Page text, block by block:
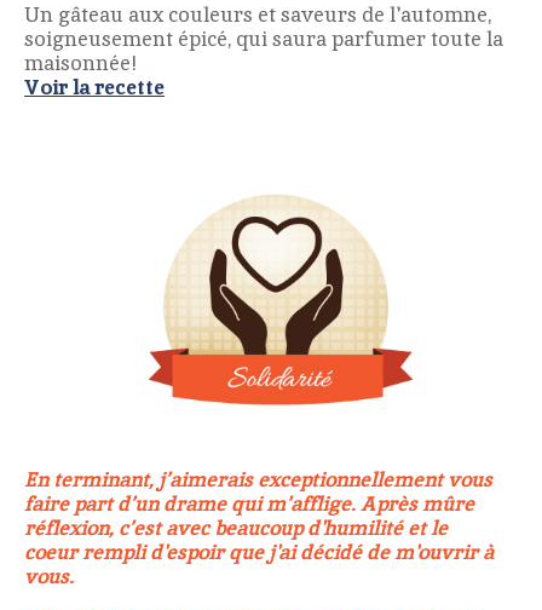
Un gâteau aux couleurs et saveurs de l'automne,
soigneusement épicé, qui saura parfumer toute la
maisonnée!
Voir la recette
En terminant, j’aimerais exceptionnellement vous
faire part d’un drame qui m’afflige. Après mûre
réflexion, c’est avec beaucoup d'humilité et le
coeur rempli d'espoir que j'ai décidé de m'ouvrir à
vous.